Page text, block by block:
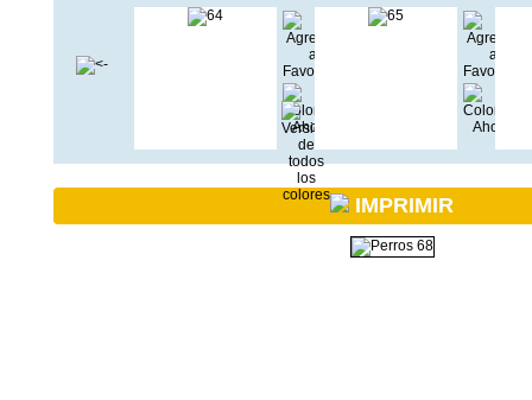
IMPRIMIR